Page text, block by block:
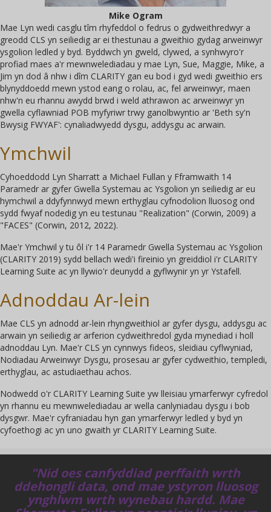
Mike Ogram
Mae Lyn wedi casglu tîm rhyfeddol o fedrus o gydweithredwyr a
greodd CLS yn seiliedig ar ei thestunau a gweithio gydag arweinwyr
ysgolion ledled y byd. Byddwch yn gweld, clywed, a synhwyro'r
profiad maes a'r mewnwelediadau y mae Lyn, Sue, Maggie, Mike, a
Jim yn dod â nhw i dîm CLARITY gan eu bod i gyd wedi gweithio ers
blynyddoedd mewn ystod eang o rolau, ac, fel arweinwyr, maen
nhw'n eu rhannu awydd brwd i weld athrawon ac arweinwyr yn
gwella cyflawniad POB myfyriwr trwy ganolbwyntio ar 'Beth sy'n
Bwysig FWYAF': cynaliadwyedd dysgu, addysgu ac arwain.
Ymchwil
Cyhoeddodd Lyn Sharratt a Michael Fullan y Fframwaith 14
Paramedr ar gyfer Gwella Systemau ac Ysgolion yn seiliedig ar eu
hymchwil a ddyfynnwyd mewn erthyglau cyfnodolion lluosog ond
sydd fwyaf nodedig yn eu testunau "Realization" (Corwin, 2009) a
"FACES" (Corwin, 2012, 2022).
Mae'r Ymchwil y tu ôl i'r 14 Paramedr Gwella Systemau ac Ysgolion
(CLARITY 2019) sydd bellach wedi'i fireinio yn greiddiol i'r CLARITY
Learning Suite ac yn llywio'r deunydd a gyflwynir yn yr Ystafell.
Adnoddau Ar-lein
Mae CLS yn adnodd ar-lein rhyngweithiol ar gyfer dysgu, addysgu ac
arwain yn seiliedig ar arferion cydweithredol gyda mynediad i holl
adnoddau Lyn. Mae'r CLS yn cynnwys fideos, sleidiau cyflwyniad,
Nodiadau Arweinwyr Dysgu, prosesau ar gyfer cydweithio, templedi,
erthyglau, ac astudiaethau achos.
Nodwedd o'r CLARITY Learning Suite yw lleisiau ymarferwyr cyfredol
yn rhannu eu mewnwelediadau ar wella canlyniadau dysgu i bob
dysgwr. Mae'r cyfraniadau hyn gan ymarferwyr ledled y byd yn
cyfoethogi ac yn uno gwaith yr CLARITY Learning Suite.
"Nid oes canfyddiad perffaith wrth
ddehongli data, ond mae ystyron lluosog
ynghlwm wrth wynebau hardd. Mae